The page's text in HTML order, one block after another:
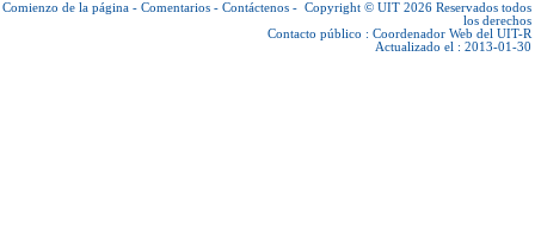
Comienzo de la página - Comentarios - Contáctenos - Copyright © UIT 2026 Reservados todos
los derechos
Contacto público : Coordenador Web del UIT-R
Actualizado el : 2013-01-30